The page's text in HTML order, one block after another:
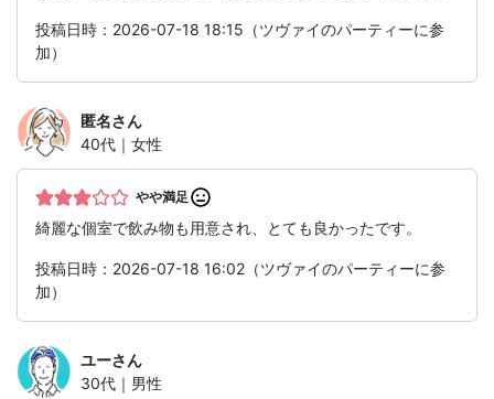
投稿日時：2026-07-18 18:15（ツヴァイのパーティーに参
加）
匿名さん
40代｜女性
やや満足
綺麗な個室で飲み物も用意され、とても良かったです。
投稿日時：2026-07-18 16:02（ツヴァイのパーティーに参
加）
ユーさん
30代｜男性